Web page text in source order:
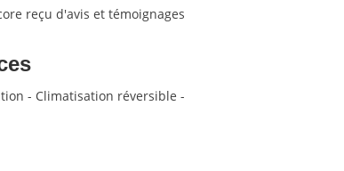
reçu d'avis et témoignages
- Climatisation réversible -